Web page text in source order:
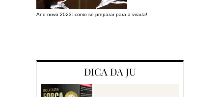
Ano novo 2023: como se preparar para a virada!
DICA DA JU